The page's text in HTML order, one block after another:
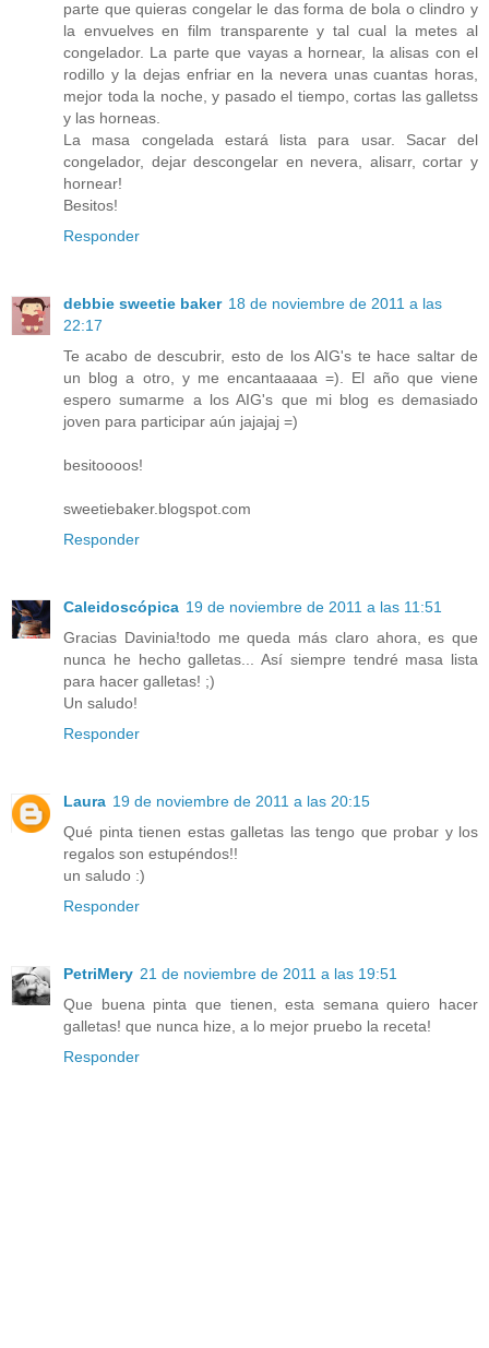
parte que quieras congelar le das forma de bola o clindro y
la envuelves en film transparente y tal cual la metes al
congelador. La parte que vayas a hornear, la alisas con el
rodillo y la dejas enfriar en la nevera unas cuantas horas,
mejor toda la noche, y pasado el tiempo, cortas las galletss
y las horneas.
La masa congelada estará lista para usar. Sacar del
congelador, dejar descongelar en nevera, alisarr, cortar y
hornear!
Besitos!
Responder
debbie sweetie baker 18 de noviembre de 2011 a las
22:17
Te acabo de descubrir, esto de los AIG's te hace saltar de
un blog a otro, y me encantaaaaa =). El año que viene
espero sumarme a los AIG's que mi blog es demasiado
joven para participar aún jajajaj =)
besitoooos!
sweetiebaker.blogspot.com
Responder
Caleidoscópica 19 de noviembre de 2011 a las 11:51
Gracias Davinia!todo me queda más claro ahora, es que
nunca he hecho galletas... Así siempre tendré masa lista
para hacer galletas! ;)
Un saludo!
Responder
Laura 19 de noviembre de 2011 a las 20:15
Qué pinta tienen estas galletas las tengo que probar y los
regalos son estupéndos!!
un saludo :)
Responder
PetriMery 21 de noviembre de 2011 a las 19:51
Que buena pinta que tienen, esta semana quiero hacer
galletas! que nunca hize, a lo mejor pruebo la receta!
Responder